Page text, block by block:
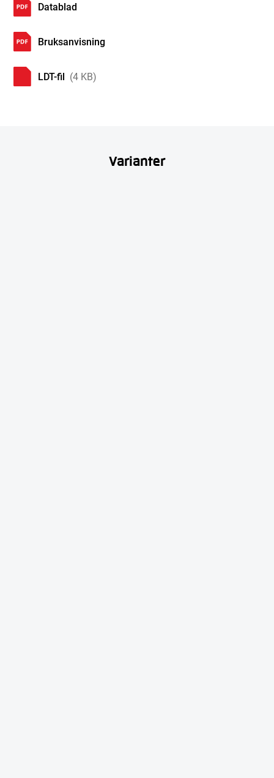
Datablad
Bruksanvisning
LDT-fil (4 KB)
Varianter